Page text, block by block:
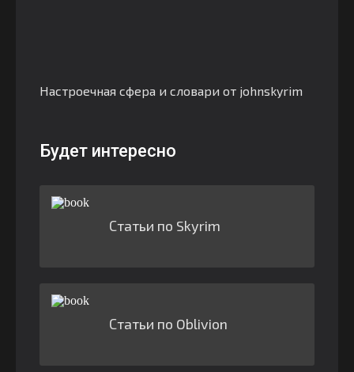
Настроечная сфера и словари от johnskyrim
Будет интересно
Статьи по Skyrim
Статьи по Oblivion